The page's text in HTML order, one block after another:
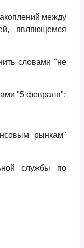
между
являющемся
словами "не
"5 февраля";
рынкам"
службы по